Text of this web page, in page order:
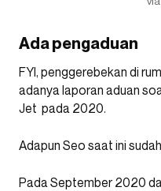
Ada pengaduan
FYI, penggerebekan di
adanya laporan aduan
Jet pada 2020.
Adapun Seo saat ini
Pada September 2020